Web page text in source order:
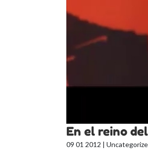
En el reino
09 01 2012 |